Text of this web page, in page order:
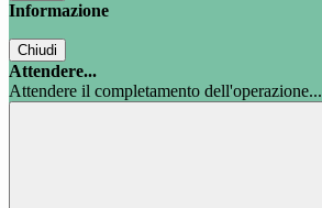
Informazione
Chiudi
Attendere...
Attendere il completamento dell'operazione...